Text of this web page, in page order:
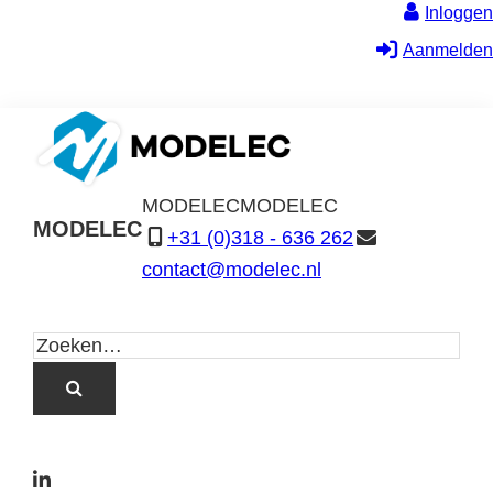
Inloggen
Aanmelden
MODELEC
MODELECMODELEC
+31 (0)318 - 636 262
contact@modelec.nl
L